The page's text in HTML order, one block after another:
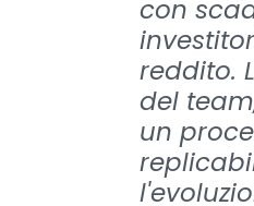
con
reddito.
del
un